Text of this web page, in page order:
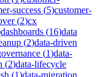
success (5)customer-
(2)cx
dashboards (16)data
(2)data-driven
(1)data-
(2)data-lifecycle
(1)data-migration